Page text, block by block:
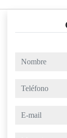
nombre
teléfono
e-mail